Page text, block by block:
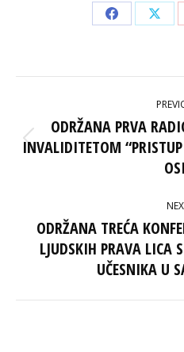
Share
Facebook
X
NAVIGATION
ODRŽANA PRVA
INVALIDITETOM
ODRŽANA TREĆA
LJUDSKIH PRAVA LICA
UČESNIKA U